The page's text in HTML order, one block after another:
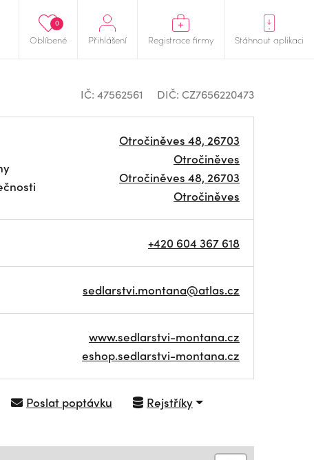
Oblíbené
0
Přihlášení Registrace firmy Stáhnout aplikaci
IČ: 47562561 DIČ: CZ7656220473
Otročiněves 48, 26703
Otročiněves
Otročiněves 48, 26703
Otročiněves
+420 604 367 618
sedlarstvi.montana@atlas.cz
www.sedlarstvi-montana.cz
eshop.sedlarstvi-montana.cz
Poslat poptávku Rejstříky